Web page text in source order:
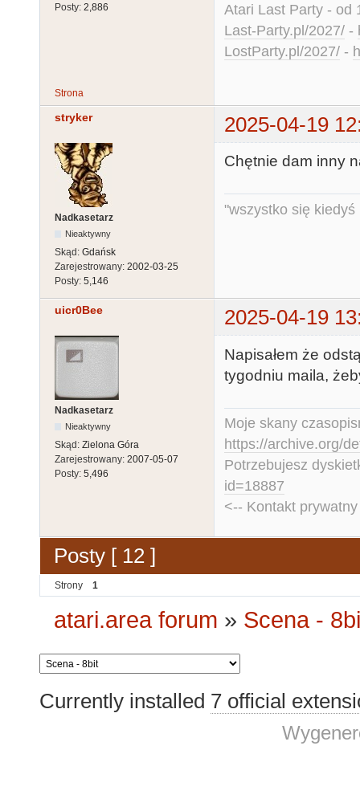
Posty: 2,886
Atari Last Party - od
Last-Party.pl/2027/ -
LostParty.pl/2027/ -
Strona
stryker 2025-04-19
Nadkasetarz
Nieaktywny
Skąd: Gdańsk
Zarejestrowany: 2002-03-25
Posty: 5,146
Chętnie dam inny
"wszystko się kiedyś
uicr0Bee 2025-04-19
Nadkasetarz
Nieaktywny
Skąd: Zielona Góra
Zarejestrowany: 2007-05-07
Posty: 5,496
Napisałem że
tygodniu maila,
Moje skany
https://archive.org/
Potrzebujesz
id=18887
<-- Kontakt
Posty [ 12 ]
Strony 1
atari.area forum » Scena -
Currently installed 7 official